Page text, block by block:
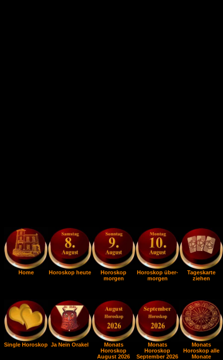
Home Horoskop heute
Horoskop
morgen
Horoskop über-
morgen
Tageskarte
ziehen
Single Horoskop Ja Nein Orakel
Monats
Horoskop
August 2026
Monats
Horoskop
September 2026
Monats
Horoskop alle
Monate